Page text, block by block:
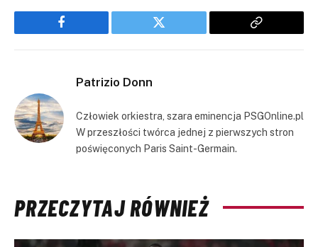
Facebook Twitter
Copy
Patrizio Donn
Człowiek orkiestra, szara eminencja PSGOnline.pl
W przeszłości twórca jednej z pierwszych stron
poświęconych Paris Saint-Germain.
PRZECZYTAJ RÓWNIEŻ